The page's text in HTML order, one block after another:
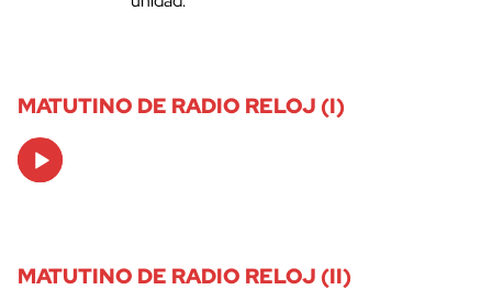
MATUTINO DE RADIO RELOJ (I)
Audio
Player
MATUTINO DE RADIO RELOJ (II)